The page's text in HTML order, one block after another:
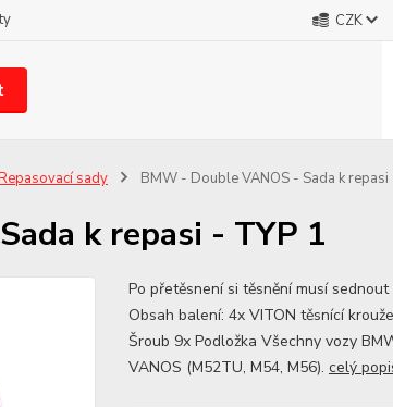
CZK
sady BMW - Double VANOS - Sada k repasi
k repasi - TYP 1
Po přetěsnení si těsnění musí
Obsah balení: 4x VITON těsnící
Šroub 9x Podložka Všechny vozy
VANOS (M52TU, M54, M56). celý